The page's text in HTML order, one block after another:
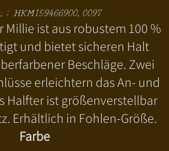
Millie ist aus robustem 100 %
und bietet sicheren Halt
Beschläge. Zwei
erleichtern das An- und
Halfter ist größenverstellbar
Erhältlich in Fohlen-Größe.
Farbe